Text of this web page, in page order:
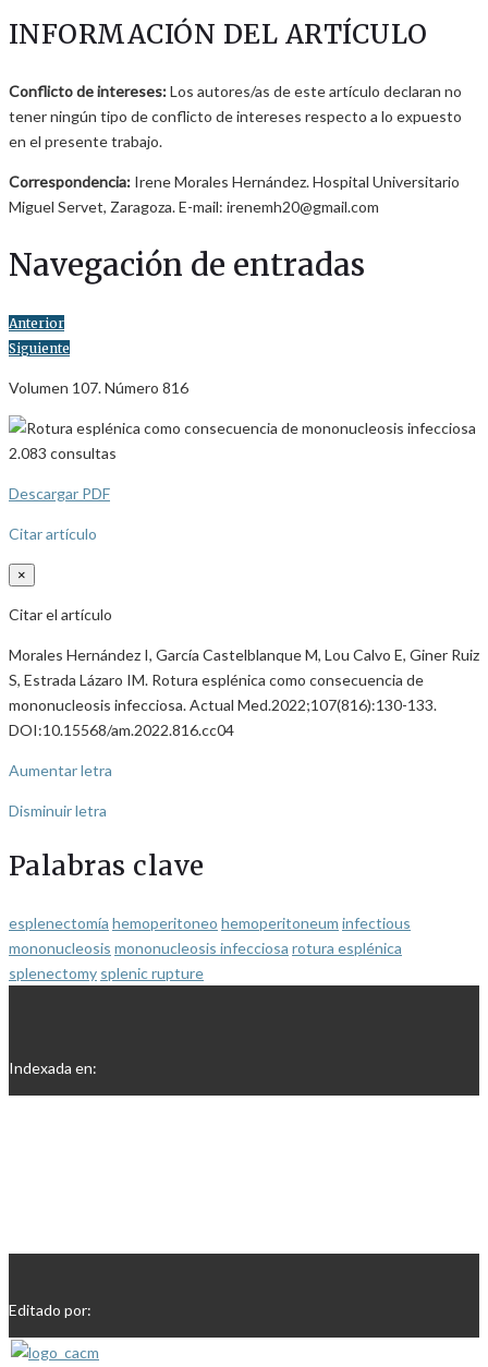
INFORMACIÓN DEL ARTÍCULO
Conflicto de intereses:Los autores/as de este artículo declaran no
tener ningún tipo de conflicto de intereses respecto a lo expuesto
en el presente trabajo.
Correspondencia: Irene Morales Hernández. Hospital Universitario
Miguel Servet, Zaragoza. E-mail: irenemh20@gmail.com
Navegación de entradas
Anterior
Siguiente
Volumen 107. Número 816
2.083 consultas
Descargar PDF
Citar artículo
×
Citar el artículo
Morales Hernández I, García Castelblanque M, Lou Calvo E, Giner Ruiz
S, Estrada Lázaro IM. Rotura esplénica como consecuencia de
mononucleosis infecciosa. Actual Med.2022;107(816):130-133.
DOI:10.15568/am.2022.816.cc04
Aumentar letra
Disminuir letra
Palabras clave
esplenectomía hemoperitoneo hemoperitoneum infectious
mononucleosis mononucleosis infecciosa rotura esplénica
splenectomy splenic rupture
Indexada en:
Editado por: